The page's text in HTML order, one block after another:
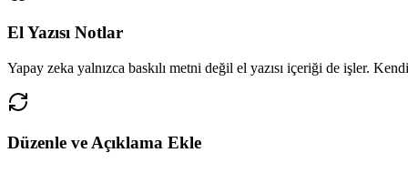
El Yazısı Notlar
Yapay zeka yalnızca baskılı metni değil el yazısı içeriği de işler.
Düzenle ve Açıklama Ekle